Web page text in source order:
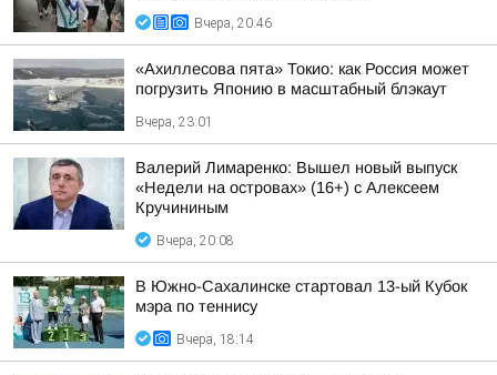
Вчера, 20:46
«Ахиллесова пята» Токио: как Россия может
погрузить Японию в масштабный блэкаут
Вчера, 23:01
Валерий Лимаренко: Вышел новый выпуск
«Недели на островах» (16+) с Алексеем
Кручининым
Вчера, 20:08
В Южно-Сахалинске стартовал 13-ый Кубок
мэра по теннису
Вчера, 18:14